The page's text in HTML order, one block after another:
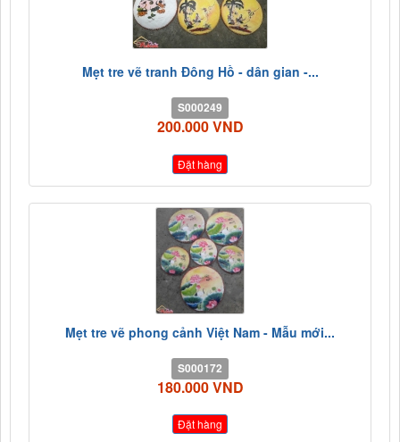
Mẹt tre vẽ tranh Đông Hồ - dân gian -...
S000249
200.000 VND
Đặt hàng
Mẹt tre vẽ phong cảnh Việt Nam - Mẫu mới...
S000172
180.000 VND
Đặt hàng